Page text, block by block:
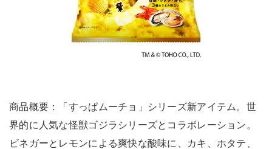
商品概要：「すっぱムーチョ」シリーズ新アイテム。世
界的に人気な怪獣ゴジラシリーズとコラボレーション。
ビネガーとレモンによる爽快な酸味に、カキ、ホタテ、